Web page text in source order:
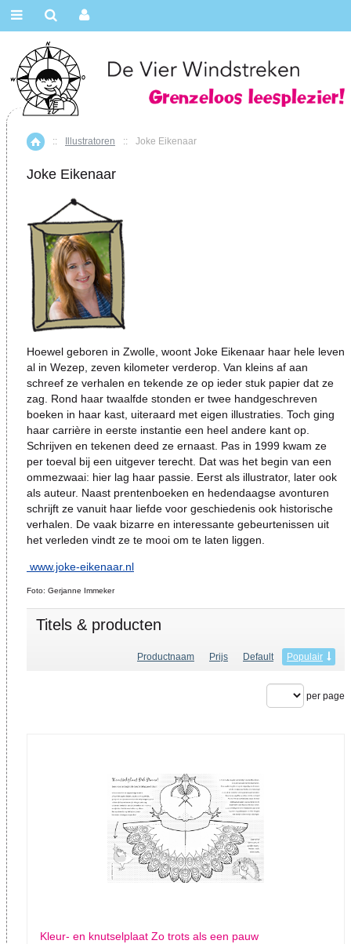
Home
:: Illustratoren :: Joke Eikenaar
Joke Eikenaar
Hoewel geboren in Zwolle, woont Joke Eikenaar haar hele leven
al in Wezep, zeven kilometer verderop. Van kleins af aan
schreef ze verhalen en tekende ze op ieder stuk papier dat ze
zag. Rond haar twaalfde stonden er twee handgeschreven
boeken in haar kast, uiteraard met eigen illustraties. Toch ging
haar carrière in eerste instantie een heel andere kant op.
Schrijven en tekenen deed ze ernaast. Pas in 1999 kwam ze
per toeval bij een uitgever terecht. Dat was het begin van een
ommezwaai: hier lag haar passie. Eerst als illustrator, later ook
als auteur. Naast prentenboeken en hedendaagse avonturen
schrijft ze vanuit haar liefde voor geschiedenis ook historische
verhalen. De vaak bizarre en interessante gebeurtenissen uit
het verleden vindt ze te mooi om te laten liggen.
www.joke-eikenaar.nl
Foto: Gerjanne Immeker
Titels & producten
Productnaam Prijs Default Populair
per page
Kleur- en knutselplaat Zo trots als een pauw